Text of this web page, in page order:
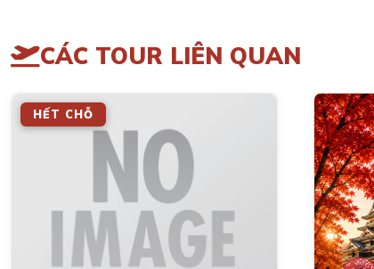
CÁC TOUR LIÊN QUAN
HẾT CHỖ